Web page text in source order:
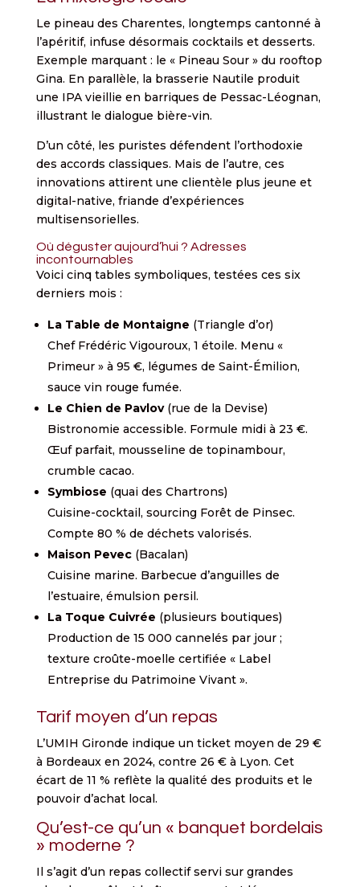
Le pineau des Charentes, longtemps cantonné à
l’apéritif, infuse désormais cocktails et desserts.
Exemple marquant : le « Pineau Sour » du rooftop
Gina. En parallèle, la brasserie Nautile produit
une IPA vieillie en barriques de Pessac-Léognan,
illustrant le dialogue bière-vin.
D’un côté, les puristes défendent l’orthodoxie
des accords classiques. Mais de l’autre, ces
innovations attirent une clientèle plus jeune et
digital-native, friande d’expériences
multisensorielles.
Où déguster aujourd’hui ? Adresses
incontournables
Voici cinq tables symboliques, testées ces six
derniers mois :
La Table de Montaigne (Triangle d’or)
Chef Frédéric Vigouroux, 1 étoile. Menu «
Primeur » à 95 €, légumes de Saint-Émilion,
sauce vin rouge fumée.
Le Chien de Pavlov(rue de la Devise)
Bistronomie accessible. Formule midi à 23 €.
Œuf parfait, mousseline de topinambour,
crumble cacao.
Symbiose (quai des Chartrons)
Cuisine-cocktail, sourcing Forêt de Pinsec.
Compte 80 % de déchets valorisés.
Maison Pevec(Bacalan)
Cuisine marine. Barbecue d’anguilles de
l’estuaire, émulsion persil.
La Toque Cuivrée (plusieurs boutiques)
Production de 15 000 cannelés par jour ;
texture croûte-moelle certifiée « Label
Entreprise du Patrimoine Vivant ».
Tarif moyen d’un repas
L’UMIH Gironde indique un ticket moyen de 29 €
à Bordeaux en 2024, contre 26 € à Lyon. Cet
écart de 11 % reflète la qualité des produits et le
pouvoir d’achat local.
Qu’est-ce qu’un « banquet bordelais
» moderne ?
Il s’agit d’un repas collectif servi sur grandes